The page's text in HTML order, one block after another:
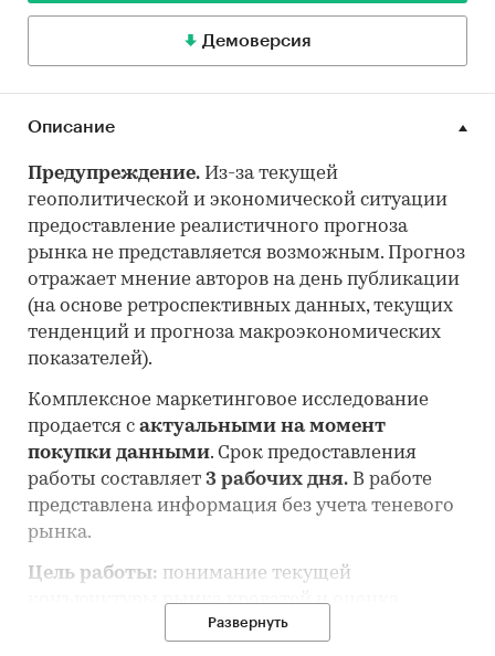
Демоверсия
Описание
Предупреждение. Из-за текущей
геополитической и экономической ситуации
предоставление реалистичного прогноза
рынка не представляется возможным. Прогноз
отражает мнение авторов на день публикации
(на основе ретроспективных данных, текущих
тенденций и прогноза макроэкономических
показателей).
Комплексное маркетинговое исследование
продается с актуальными на момент
покупки данными. Срок предоставления
работы составляет 3 рабочих дня. В работе
представлена информация без учета теневого
рынка.
Цель работы: понимание текущей
конъюнктуры рынка кроватей и оценка
перспектив его развития.
Развернуть